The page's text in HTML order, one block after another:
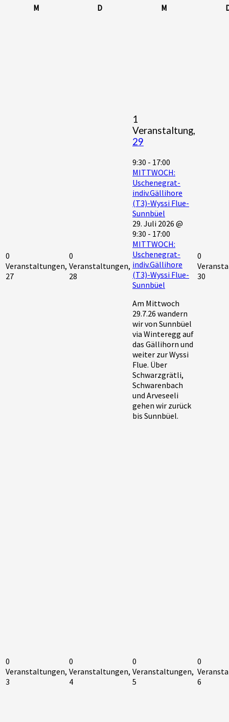
M DDienstag MMittwoch
0
Veranstaltungen,
27
0
Veranstaltungen,
28
1
Veranstaltung,
29
9:30 - 17:00
MITTWOCH:
Uschenegrat-
indiv.Gällihore
(T3)-Wyssi Flue-
Sunnbüel
29. Juli 2026 @
9:30 - 17:00
MITTWOCH:
Uschenegrat-
indiv.Gällihore
(T3)-Wyssi Flue-
Sunnbüel
Am Mittwoch
29.7.26 wandern
wir von Sunnbüel
via Winteregg auf
das Gällihorn und
weiter zur Wyssi
Flue. Über
Schwarzgrätli,
Schwarenbach
und Arveseeli
gehen wir zurück
bis Sunnbüel.
0
30
0
Veranstaltungen,
3
0
Veranstaltungen,
4
0
Veranstaltungen,
5
0
6